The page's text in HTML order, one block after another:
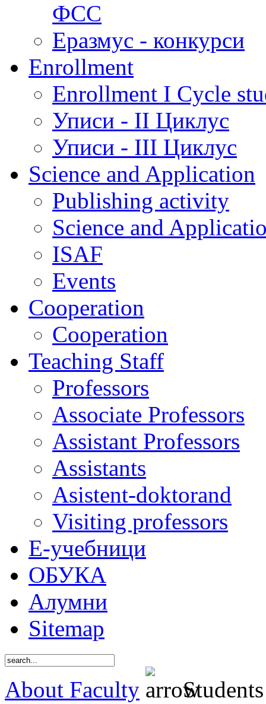
ФСС
Еразмус - конкурси
Enrollment
Enrollment I Cycle
Уписи - II Циклус
Уписи - III Циклус
Science and Application
Publishing activity
Science and
ISAF
Events
Cooperation
Cooperation
Teaching Staff
Professors
Associate Professors
Assistant Professors
Assistants
Asistent-doktorand
Visiting professors
Е-учебници
ОБУКА
Алумни
Sitemap
About Faculty
Students